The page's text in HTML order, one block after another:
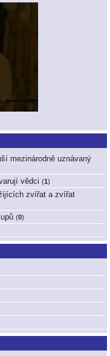
mezinárodně uznávaný
vědci (1)
zvířat a zvířat
(0)